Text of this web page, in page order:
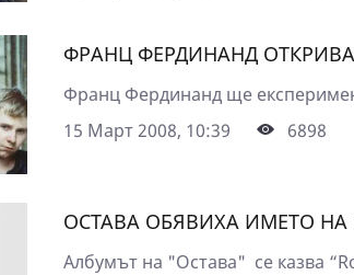
ФРАНЦ ФЕРДИНАНД
Франц Фердинанд ще
15 Март 2008, 10:39
6898
ОСТАВА ОБЯВИХА ИМЕТО
Албумът на "Остава" се казва